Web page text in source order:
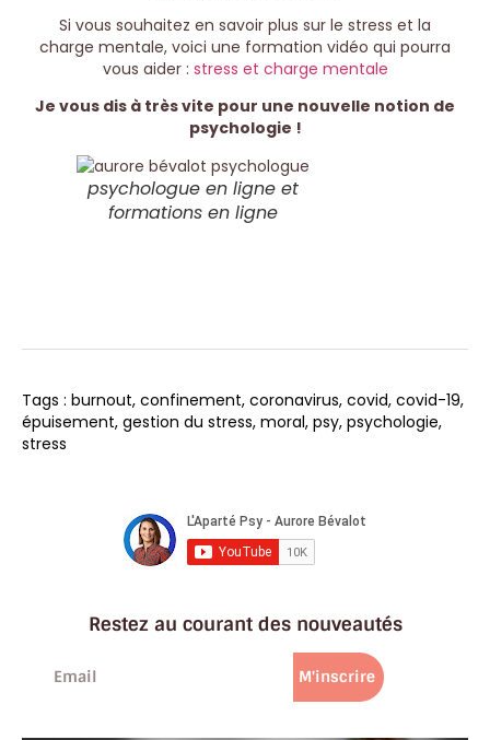
Si vous souhaitez en savoir plus sur le stress et la
charge mentale, voici une formation vidéo qui pourra
vous aider : stress et charge mentale
Je vous dis à très vite pour une nouvelle notion de
psychologie !
psychologue en ligne et
formations en ligne
Tags : burnout, confinement, coronavirus, covid, covid-19,
épuisement, gestion du stress, moral, psy, psychologie,
stress
Restez au courant des nouveautés
M'inscrire